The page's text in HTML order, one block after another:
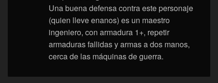
Una buena defensa contra este personaje
(quien lleve enanos) es un maestro
ingeniero, con armadura 1+, repetir
armaduras fallidas y armas a dos manos,
cerca de las máquinas de guerra.